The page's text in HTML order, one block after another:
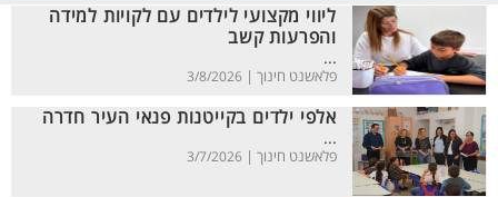
ליווי מקצועי לילדים עם לקויות למידה
והפרעות קשב
...
פלאשנט חינוך | 3/8/2026
אלפי ילדים בקייטנות פנאי העיר חדרה
...
פלאשנט חינוך | 3/7/2026